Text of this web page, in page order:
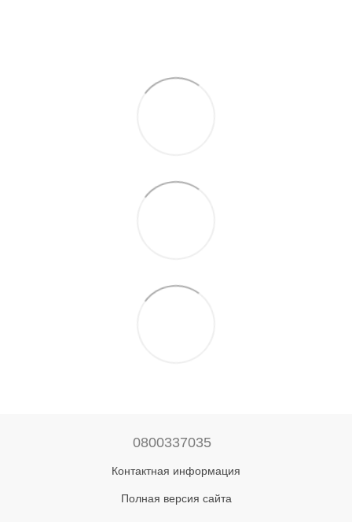
0800337035
Контактная информация
Полная версия сайта